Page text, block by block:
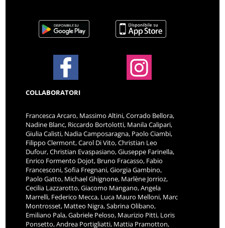
COLLABORATORI
Francesca Arcaro, Massimo Altini, Corrado Bellora,
Nadine Blanc, Riccardo Bortolotti, Manila Calipari,
Giulia Calisti, Nadia Camposaragna, Paolo Ciambi,
Filippo Clermont, Carol Di Vito, Christian Leo
Dufour, Christian Evaspasiano, Giuseppe Farinella,
Enrico Formento Dojot, Bruno Fracasso, Fabio
Francesconi, Sofia Fregnani, Giorgia Gambino,
Paolo Gatto, Michael Ghignone, Marlène Jorrioz,
Cecilia Lazzarotto, Giacomo Mangano, Angela
Marrelli, Federico Mecca, Luca Mauro Melloni, Marc
Montrosset, Matteo Nigra, Sabrina Olibano,
Emiliano Pala, Gabriele Peloso, Maurizio Pitti, Loris
Ponsetto, Andrea Portigliatti, Mattia Pramotton,